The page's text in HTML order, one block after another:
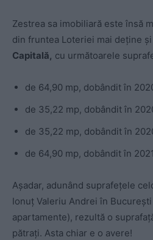
Zestrea sa imobiliară este însă
din fruntea Loteriei mai deține și
Capitală, cu următoarele
de 64,90 mp, dobândit în
de 35,22 mp, dobândit în
de 35,22 mp, dobândit în
de 64,90 mp, dobândit în
Așadar, adunând suprafețele
Ionuț Valeriu Andrei în
apartamente), rezultă o
pătrați. Asta chiar e o avere!